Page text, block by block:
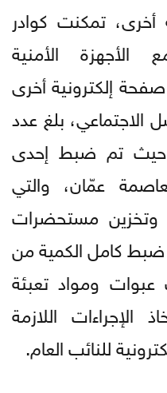
أخرى، تمكنت كوادر
الأجهزة الأمنية
إلكترونية أخرى
بلغ عدد
متابع حيث تم ضبط إحدى
عمّان، والتي
وتخزين مستحضرات
كامل الكمية من
ومواد تعبئة
الإجراءات اللازمة
للنائب العام.